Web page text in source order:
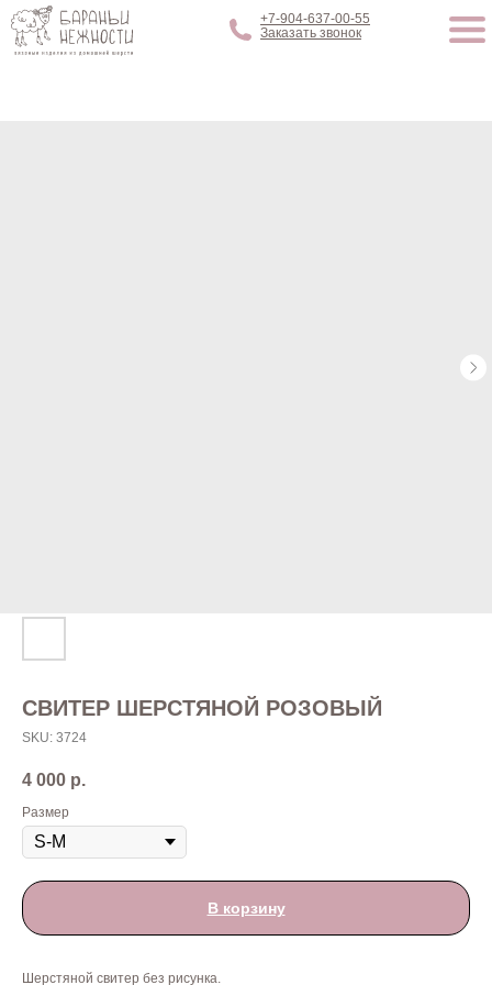
+7-904-637-00-55
Заказать звонок
СВИТЕР ШЕРСТЯНОЙ РОЗОВЫЙ
SKU: 3724
4 000 р.
Размер
В корзину
Шерстяной свитер без рисунка.